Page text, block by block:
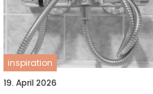
inspiration
19. April 2026